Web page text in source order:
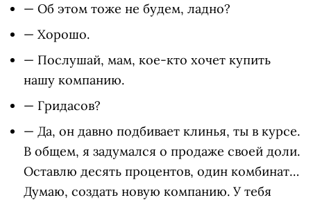
— Об этом тоже не будем, ладно?
— Хорошо.
— Послушай, мам, кое-кто хочет купить
нашу компанию.
— Гридасов?
— Да, он давно подбивает клинья, ты в курсе.
В общем, я задумался о продаже своей доли.
Оставлю десять процентов, один комбинат…
Думаю, создать новую компанию. У тебя